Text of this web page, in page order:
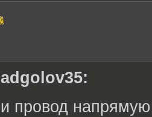
adgolov35:
и провод напрямую